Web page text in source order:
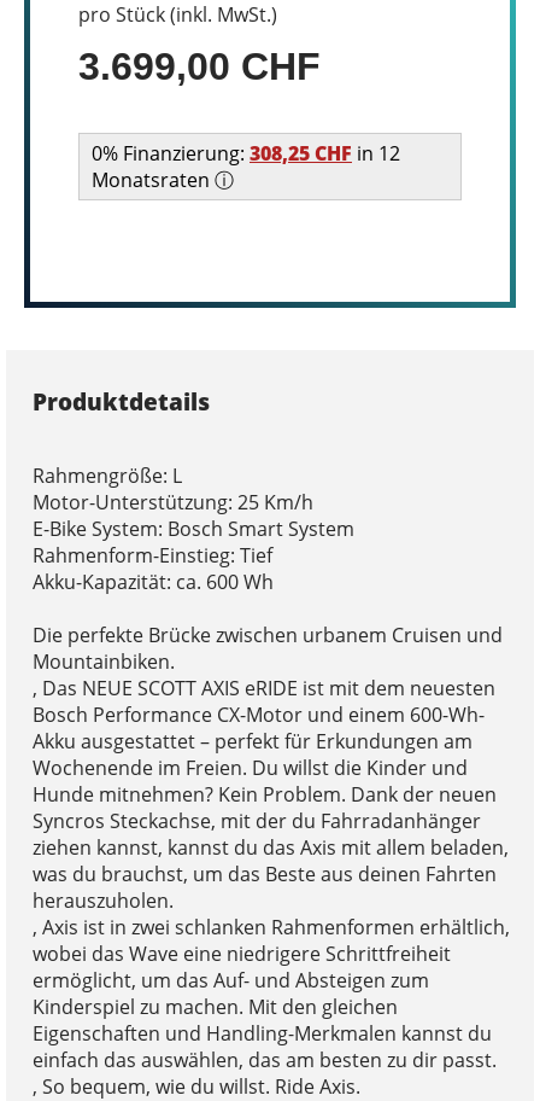
pro Stück (inkl. MwSt.)
3.699,00 CHF
0% Finanzierung: 308,25 CHF in 12
Monatsraten ⓘ
Produktdetails
Rahmengröße: L
Motor-Unterstützung: 25 Km/h
E-Bike System: Bosch Smart System
Rahmenform-Einstieg: Tief
Akku-Kapazität: ca. 600 Wh
Die perfekte Brücke zwischen urbanem Cruisen und
Mountainbiken.
, Das NEUE SCOTT AXIS eRIDE ist mit dem neuesten
Bosch Performance CX-Motor und einem 600-Wh-
Akku ausgestattet – perfekt für Erkundungen am
Wochenende im Freien. Du willst die Kinder und
Hunde mitnehmen? Kein Problem. Dank der neuen
Syncros Steckachse, mit der du Fahrradanhänger
ziehen kannst, kannst du das Axis mit allem beladen,
was du brauchst, um das Beste aus deinen Fahrten
herauszuholen.
, Axis ist in zwei schlanken Rahmenformen erhältlich,
wobei das Wave eine niedrigere Schrittfreiheit
ermöglicht, um das Auf- und Absteigen zum
Kinderspiel zu machen. Mit den gleichen
Eigenschaften und Handling-Merkmalen kannst du
einfach das auswählen, das am besten zu dir passt.
, So bequem, wie du willst. Ride Axis.